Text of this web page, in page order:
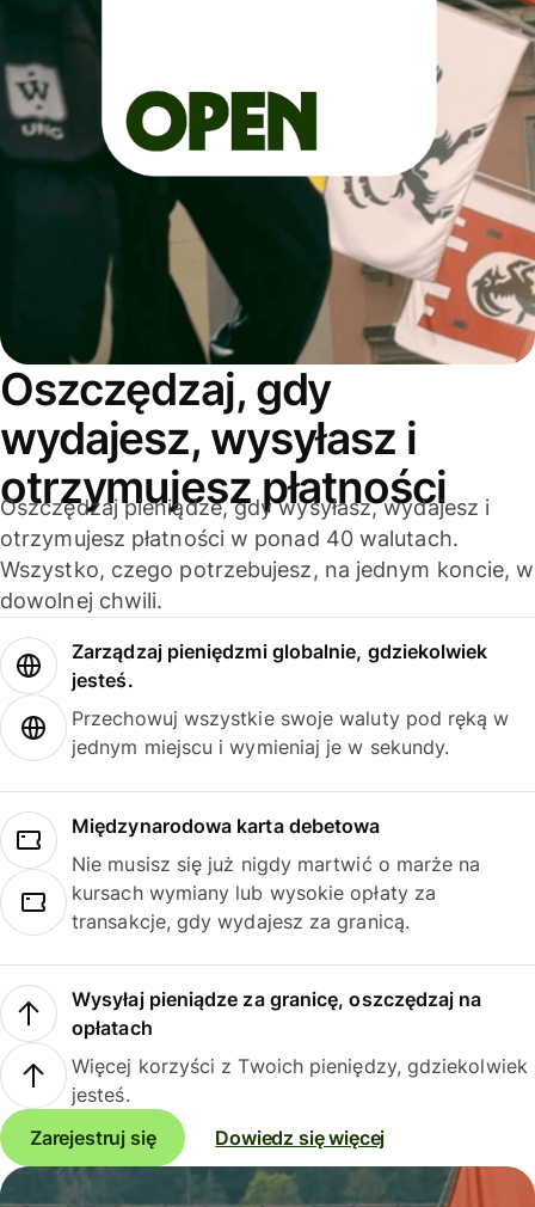
Oszczędzaj, gdy
wydajesz, wysyłasz i
otrzymujesz płatności
Oszczędzaj pieniądze, gdy wysyłasz, wydajesz i
otrzymujesz płatności w ponad 40 walutach.
Wszystko, czego potrzebujesz, na jednym koncie, w
dowolnej chwili.
Zarządzaj pieniędzmi globalnie, gdziekolwiek
jesteś.
Przechowuj wszystkie swoje waluty pod ręką w
jednym miejscu i wymieniaj je w sekundy.
Międzynarodowa karta debetowa
Nie musisz się już nigdy martwić o marże na
kursach wymiany lub wysokie opłaty za
transakcje, gdy wydajesz za granicą.
Wysyłaj pieniądze za granicę, oszczędzaj na
opłatach
Więcej korzyści z Twoich pieniędzy, gdziekolwiek
jesteś.
Zarejestruj się
Dowiedz się więcej